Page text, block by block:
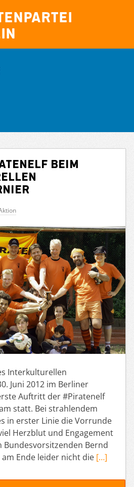
beim
Interkulturellen
Juni 2012 im Berliner
Auftritt der #Piratenelf
statt. Bei strahlendem
in erster Linie die Vorrunde
Herzblut und Engagement
Bundesvorsitzenden Bernd
Ende leider nicht die […]